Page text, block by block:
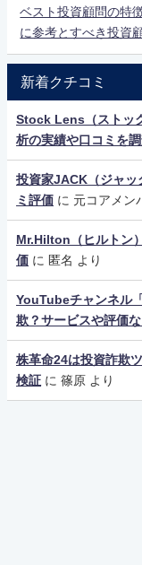
ベスト投資顧問の特
に参考とすべき投資
新着クチコミ
Stock Lens（ストッ
析の実績や口コミを
投資家JACK（ジャッ
ミ評価 に 元コアメン
Mr.Hilton（ヒルトン
価 に 匿名 より
YouTubeチャンネル
欺？サービスや評価
株革命24は投資詐欺
検証 に 篠原 より